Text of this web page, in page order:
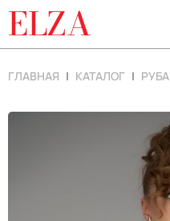
ELZA
ГЛАВНАЯ КАТАЛОГ